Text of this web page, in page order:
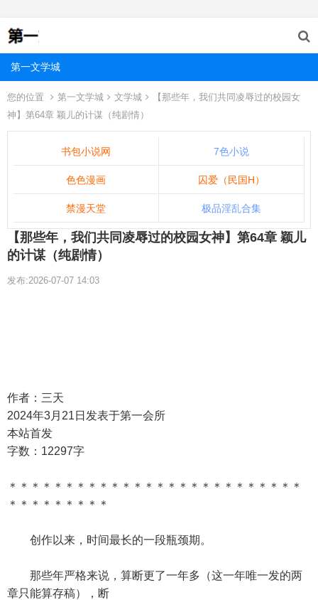
第一文学城
您的位置 第一文学城 文学城
【那些年，我们共同凌辱过的校园女
神】第64章 颖儿的计谋（纯剧情）
书包小说网 7色小说
色色漫画 囚爱（民国H）
禁漫天堂 极品淫乱合集
【那些年，我们共同凌辱过的校园女神】第64章 颖儿
的计谋（纯剧情）
发布:2026-07-07 14:03
作者：三天
2024年3月21日发表于第一会所
本站首发
字数：12297字
＊＊＊＊＊＊＊＊＊＊＊＊＊＊＊＊＊＊＊＊＊＊＊＊＊＊
＊＊＊＊＊＊＊＊＊
创作以来，时间最长的一段瓶颈期。
那些年严格来说，算断更了一年多（这一年唯一发的两
章只能算存稿），断